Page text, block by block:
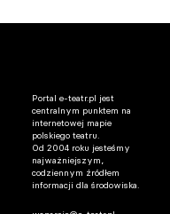
Portal e-teatr.pl jest
centralnym punktem na
internetowej mapie
polskiego teatru.
Od 2004 roku jesteśmy
najważniejszym,
codziennym źródłem
informacji dla środowiska.